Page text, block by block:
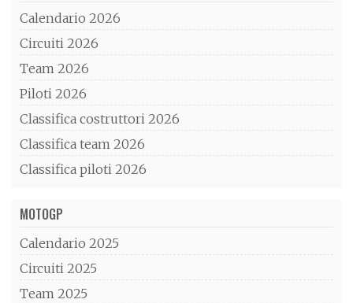
Calendario 2026
Circuiti 2026
Team 2026
Piloti 2026
Classifica costruttori 2026
Classifica team 2026
Classifica piloti 2026
MOTOGP
Calendario 2025
Circuiti 2025
Team 2025